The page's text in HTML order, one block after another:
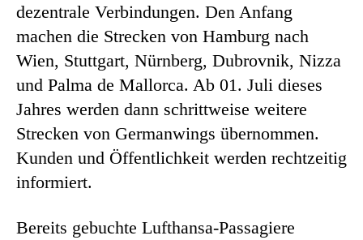
dezentrale Verbindungen. Den Anfang
machen die Strecken von Hamburg nach
Wien, Stuttgart, Nürnberg, Dubrovnik, Nizza
und Palma de Mallorca. Ab 01. Juli dieses
Jahres werden dann schrittweise weitere
Strecken von Germanwings übernommen.
Kunden und Öffentlichkeit werden rechtzeitig
informiert.
Bereits gebuchte Lufthansa-Passagiere